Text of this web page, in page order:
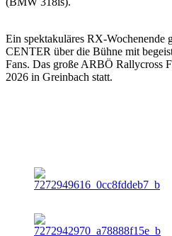
Ein spektakuläres RX-
CENTER über die Bühne mit
Fans. Das große ARBÖ Rallycross
2026 in Greinbach statt.